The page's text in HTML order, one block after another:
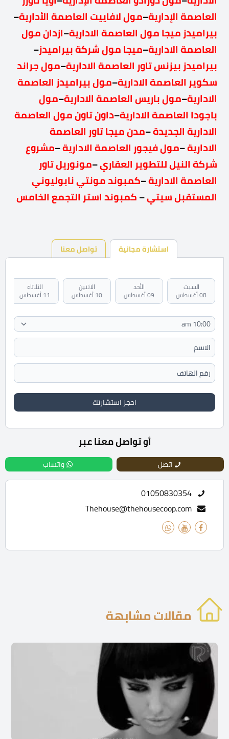
العاصمة الإدارية–مول لافاييت العاصمة الأدارية–
بيراميدز ميجا مول العاصمة الادارية–ازدان مول
العاصمة الادارية–ميجا مول شركة بيراميدز–
بيراميدز بيزنس تاور العاصمة الادارية–مول جراند
سكوير العاصمة الادارية–مول بيراميدز العاصمة
الادارية–مول باريس العاصمة الادارية–مول
باجودا العاصمة الادارية–داون تاون مول العاصمة
الادارية الجديدة–مدن ميجا تاور العاصمة
الادارية–مول فيجور العاصمة الادارية–مشروع
شركة النيل للتطوير العقاري–مونوريل تاور
العاصمة الادارية–كمبوند مونتي نابوليوني
المستقبل سيتي–كمبوند استر التجمع الخامس
استشارة مجانية تواصل معنا
السبت
08 أغسطس
الأحد
09 أغسطس
الاثنين
10 أغسطس
الثلاثاء
11 أغسطس
احجز استشارتك
أو تواصل معنا عبر
اتصل واتساب
01050830354
Thehouse@thehousecoop.com
مقالات مشابهة